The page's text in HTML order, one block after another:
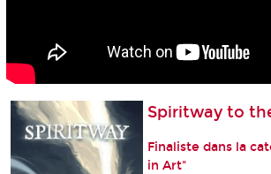
Spiritway to
Finaliste dans la
in Art"